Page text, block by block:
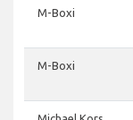
M-Boxi
M-Boxi